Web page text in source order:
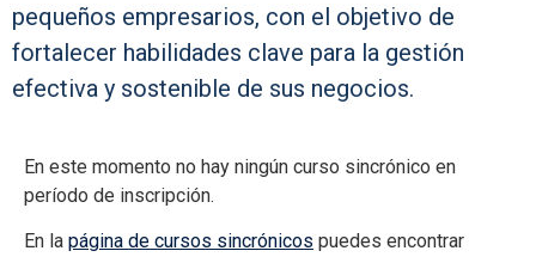
pequeños empresarios, con el objetivo de
fortalecer habilidades clave para la gestión
efectiva y sostenible de sus negocios.
En este momento no hay ningún curso sincrónico en
período de inscripción.
En la página de cursos sincrónicos puedes encontrar